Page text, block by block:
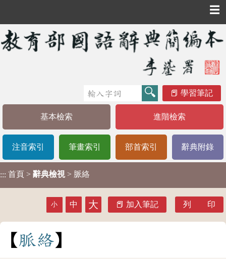
☰
學習筆記
基本檢索 進階檢索
注音索引 筆畫索引 部首索引 辭典附錄
::: 首頁 > 辭典檢視 > 脈絡
小 中 大 加入筆記 列 印
脈絡